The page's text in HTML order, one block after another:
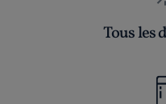
Tous les